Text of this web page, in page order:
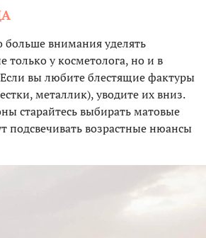
больше внимания уделять
только у косметолога, но и в
вы любите блестящие фактуры
металлик), уводите их вниз.
старайтесь выбирать матовые
подсвечивать возрастные нюансы